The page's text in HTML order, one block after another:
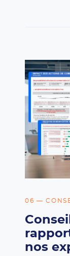
06 —
nos